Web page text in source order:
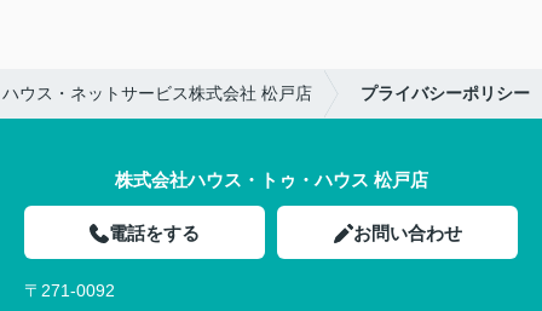
ウス・ネットサービス株式会社 松戸店 プライバシーポリシー
株式会社ハウス・トゥ・ハウス 松戸店
電話をする お問い合わせ
〒271-0092